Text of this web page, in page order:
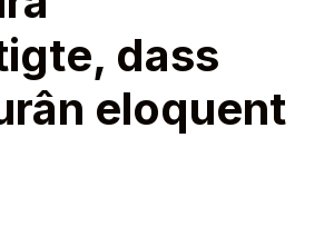
dass
eloquent